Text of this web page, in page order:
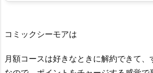
コミックシーモアは
月額コースは好きなときに解約できて、